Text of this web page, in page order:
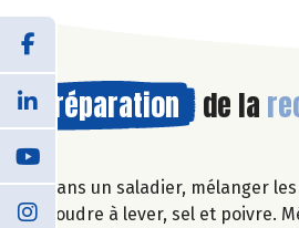
Préparation de la
Dans un saladier, mélanger
poudre à lever, sel et poivre.